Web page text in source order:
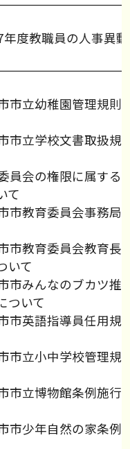
度教職員の人事異
立幼稚園管理規則
立学校文書取扱規
会の権限に属する
て
教育委員会事務局
教育委員会教育長
いて
みんなのブカツ推
ついて
英語指導員任用規
立小中学校管理規
立博物館条例施行
少年自然の家条例